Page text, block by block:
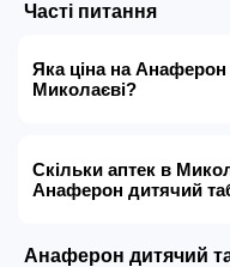
Часті питання
Яка ціна на
Миколаєві?
Скільки аптек в
Анаферон дитячий
Анаферон дитячий